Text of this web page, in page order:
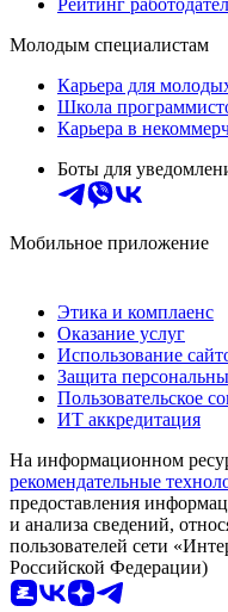
Рейтинг
Молодым специалистам
Карьера для
Школа
Карьера в
Боты для
Мобильное приложение
Этика и комплаенс
Оказание услуг
Использование
Защита
Пользовательское
ИТ аккредитация
На информационном
рекомендательные
предоставления
и анализа сведений,
пользователей сети
Российской Федерации)